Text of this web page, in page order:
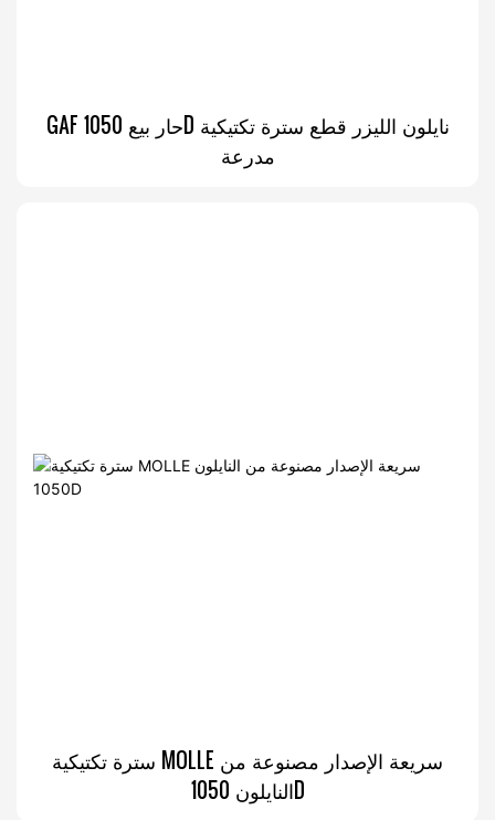
GAF حار بيع 1050D نايلون الليزر قطع سترة تكتيكية
مدرعة
سترة تكتيكية MOLLE سريعة الإصدار مصنوعة من
النايلون 1050D